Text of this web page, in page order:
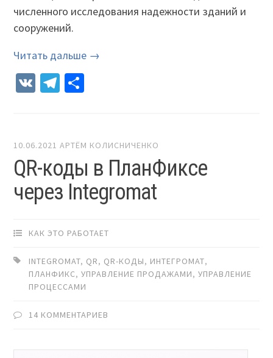
численного исследования надежности зданий и
сооружений.
Читать дальше →
VK Telegram
10.06.2021 АРТЁМ КОЛИСНИЧЕНКО
QR-коды в ПланФиксе
через Integromat
КАК ЭТО РАБОТАЕТ
INTEGROMAT, QR, QR-КОДЫ, ИНТЕГРОМАТ,
ПЛАНФИКС,УПРАВЛЕНИЕ ПРОДАЖАМИ,УПРАВЛЕНИЕ
ПРОЦЕССАМИ
14 КОММЕНТАРИЕВ